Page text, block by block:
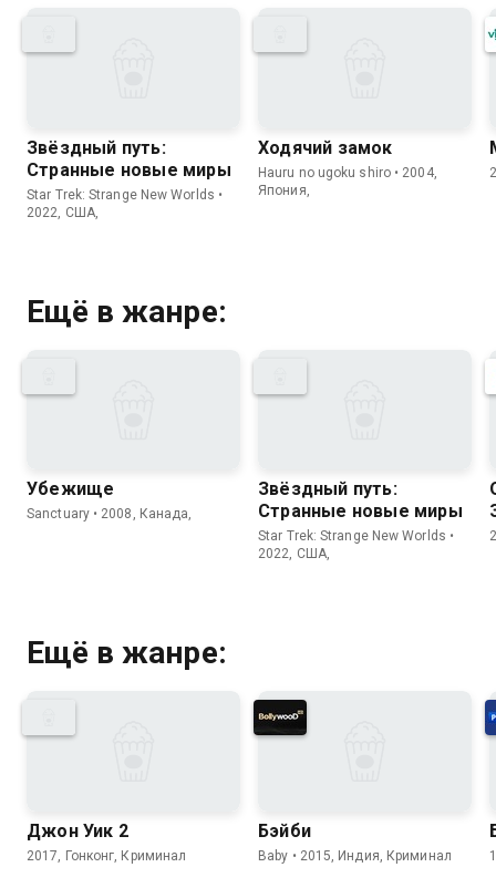
Звёздный путь:
Странные новые миры
Star Trek: Strange New Worlds •
2022, США,
Ходячий замок
Hauru no ugoku shiro • 2004,
Япония,
Ещё в жанре:
Убежище
Sanctuary • 2008, Канада,
Звёздный путь:
Странные новые миры
Star Trek: Strange New Worlds •
2022, США,
Ещё в жанре:
Джон Уик 2
2017, Гонконг, Криминал
Бэйби
Baby • 2015, Индия, Криминал